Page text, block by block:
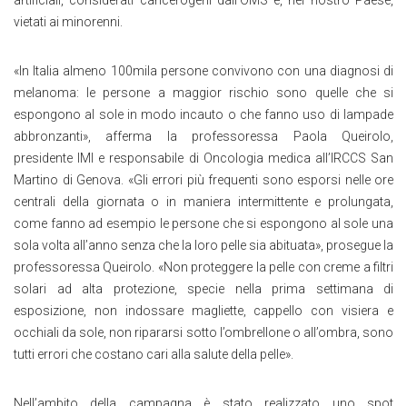
vietati ai minorenni.
«In Italia almeno 100mila persone convivono con una diagnosi di
melanoma: le persone a maggior rischio sono quelle che si
espongono al sole in modo incauto o che fanno uso di lampade
abbronzanti», afferma la professoressa Paola Queirolo,
presidente IMI e responsabile di Oncologia medica all’IRCCS San
Martino di Genova. «Gli errori più frequenti sono esporsi nelle ore
centrali della giornata o in maniera intermittente e prolungata,
come fanno ad esempio le persone che si espongono al sole una
sola volta all’anno senza che la loro pelle sia abituata», prosegue la
professoressa Queirolo. «Non proteggere la pelle con creme a filtri
solari ad alta protezione, specie nella prima settimana di
esposizione, non indossare magliette, cappello con visiera e
occhiali da sole, non ripararsi sotto l’ombrellone o all’ombra, sono
tutti errori che costano cari alla salute della pelle».